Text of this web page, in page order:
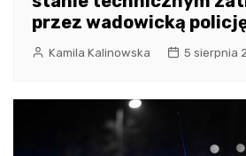
przez wadowicką
Kamila Kalinowska 5 sierpnia